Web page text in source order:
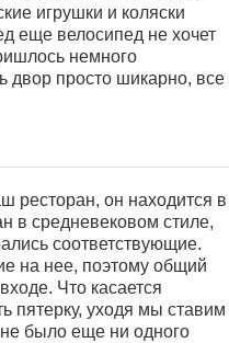
игрушки и коляски
еще велосипед не хочет
немного
двор просто шикарно, все
ресторан, он находится в
в средневековом стиле,
соответствующие.
на нее, поэтому общий
Что касается
пятерку, уходя мы ставим
было еще ни одного